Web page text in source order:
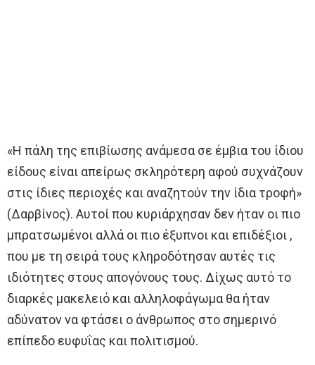
«Η πάλη της επιβίωσης ανάμεσα σε έμβια του ίδιου
είδους είναι απείρως σκληρότερη αφού συχνάζουν
στις ίδιες περιοχές και αναζητούν την ίδια τροφή»
(Δαρβίνος). Αυτοί που κυριάρχησαν δεν ήταν οι πιο
μπρατσωμένοι αλλά οι πιο έξυπνοι και επιδέξιοι ,
που με τη σειρά τους κληροδότησαν αυτές τις
ιδιότητες στους απογόνους τους. Δίχως αυτό το
διαρκές μακελειό και αλληλοφάγωμα θα ήταν
αδύνατον να φτάσει ο άνθρωπος στο σημερινό
επίπεδο ευφυΐας και πολιτισμού.